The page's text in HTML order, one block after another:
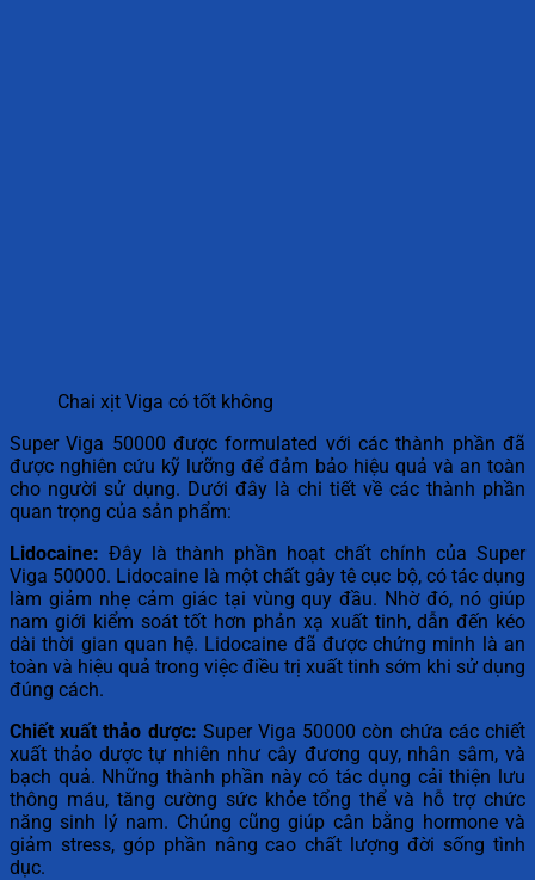
Chai xịt Viga có tốt không
Super Viga 50000 được formulated với các thành phần đã
được nghiên cứu kỹ lưỡng để đảm bảo hiệu quả và an toàn
cho người sử dụng. Dưới đây là chi tiết về các thành phần
quan trọng của sản phẩm:
Lidocaine: Đây là thành phần hoạt chất chính của Super
Viga 50000. Lidocaine là một chất gây tê cục bộ, có tác dụng
làm giảm nhẹ cảm giác tại vùng quy đầu. Nhờ đó, nó giúp
nam giới kiểm soát tốt hơn phản xạ xuất tinh, dẫn đến kéo
dài thời gian quan hệ. Lidocaine đã được chứng minh là an
toàn và hiệu quả trong việc điều trị xuất tinh sớm khi sử dụng
đúng cách.
Chiết xuất thảo dược: Super Viga 50000 còn chứa các chiết
xuất thảo dược tự nhiên như cây đương quy, nhân sâm, và
bạch quả. Những thành phần này có tác dụng cải thiện lưu
thông máu, tăng cường sức khỏe tổng thể và hỗ trợ chức
năng sinh lý nam. Chúng cũng giúp cân bằng hormone và
giảm stress, góp phần nâng cao chất lượng đời sống tình
dục.